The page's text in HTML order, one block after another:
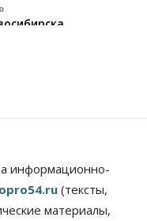
пенсии
информационно-
(тексты,
материалы,